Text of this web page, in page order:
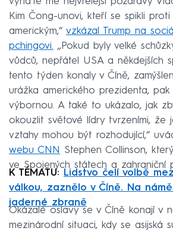
Kim Čong-unovi, kteří se spikli
americkým,“ vzkázal Trump na
pchingovi. „Pokud byly velké
vůdců, nepřátel USA a někdejších
tento týden konaly v Číně,
urážka amerického prezidenta,
výbornou. A také to ukázalo, jak
okouzlit světové lídry tvrzeními, že
vztahy mohou být rozhodující,“
webu CNN
Stephen Collinson,
ve Spojených státech a zahraniční
K TÉMATU:
Lidstvo čelí volbě
válkou, zaznělo v Číně. Na
jaderné zbraně
Okázalé oslavy se v Číně konají v
mezinárodní situaci, kdy se asijská